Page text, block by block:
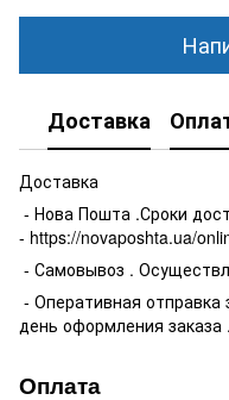
Доставка
Доставка
- Нова Пошта .Сроки
- https://novaposhta.ua/
- Самовывоз .
- Оперативная
день оформления заказа .
Оплата